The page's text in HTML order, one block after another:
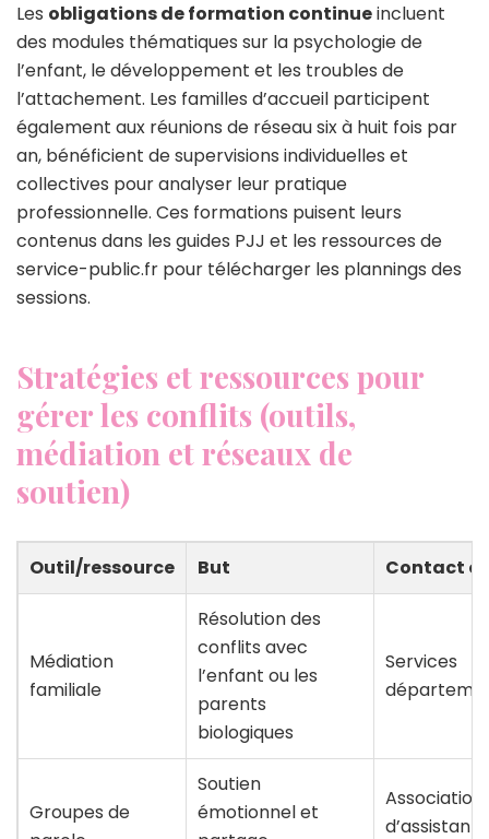
Les obligations de formation continueincluent
des modules thématiques sur la psychologie de
l’enfant, le développement et les troubles de
l’attachement. Les familles d’accueil participent
également aux réunions de réseau six à huit fois par
an, bénéficient de supervisions individuelles et
collectives pour analyser leur pratique
professionnelle. Ces formations puisent leurs
contenus dans les guides PJJ et les ressources de
service-public.fr pour télécharger les plannings des
sessions.
Stratégies et ressources pour
gérer les conflits (outils,
médiation et réseaux de
soutien)
Outil/ressource But Contact
Médiation
familiale
Résolution des
conflits avec
l’enfant ou les
parents
biologiques
Services
Groupes de
Soutien
émotionnel et
d’assistants